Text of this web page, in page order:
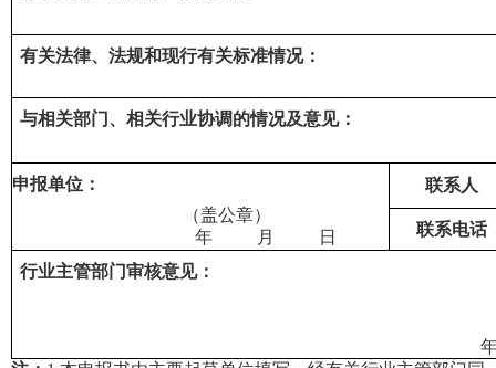
有关法律、法规和现行有关标准情况：
与相关部门、相关行业协调的情况及意见：
申报单位：
（盖公章）
年
月 日
联系人
联系电话
行业主管部门审核意见：